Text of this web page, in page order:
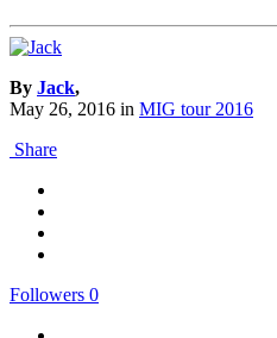
By Jack,
May 26, 2016 in MIG tour 2016
Share
Followers 0